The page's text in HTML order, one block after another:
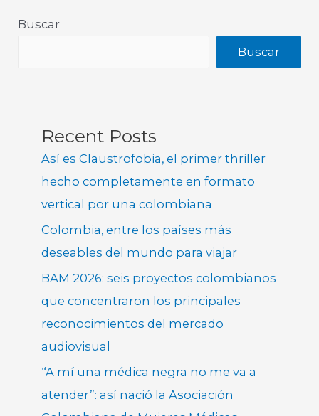
Buscar
Buscar
Recent Posts
Así es Claustrofobia, el primer thriller
hecho completamente en formato
vertical por una colombiana
Colombia, entre los países más
deseables del mundo para viajar
BAM 2026: seis proyectos colombianos
que concentraron los principales
reconocimientos del mercado
audiovisual
“A mí una médica negra no me va a
atender”: así nació la Asociación